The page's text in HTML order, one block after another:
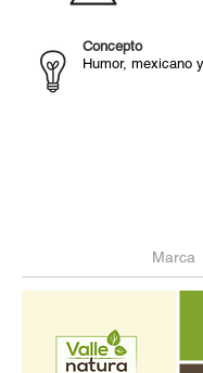
Concepto
Humor, mexicano
Marca